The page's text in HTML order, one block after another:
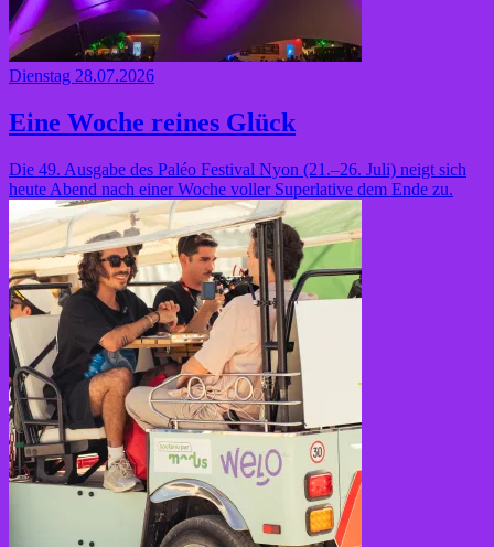
Dienstag 28.07.2026
Eine Woche reines Glück
Die 49. Ausgabe des Paléo Festival Nyon (21.–26. Juli) neigt sich
heute Abend nach einer Woche voller Superlative dem Ende zu.